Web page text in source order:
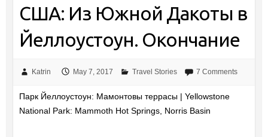
США: Из Южной Дакоты в
Йеллоустоун. Окончание
Katrin May 7, 2017 Travel Stories 7 Comments
Парк Йеллоустоун: Мамонтовы террасы | Yellowstone
National Park: Mammoth Hot Springs, Norris Basin